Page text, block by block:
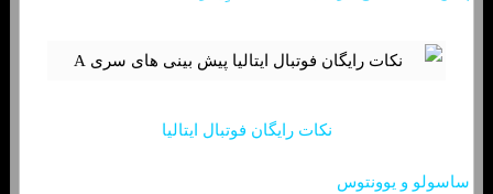
نکات رایگان فوتبال ایتالیا
ساسولو و یوونتوس